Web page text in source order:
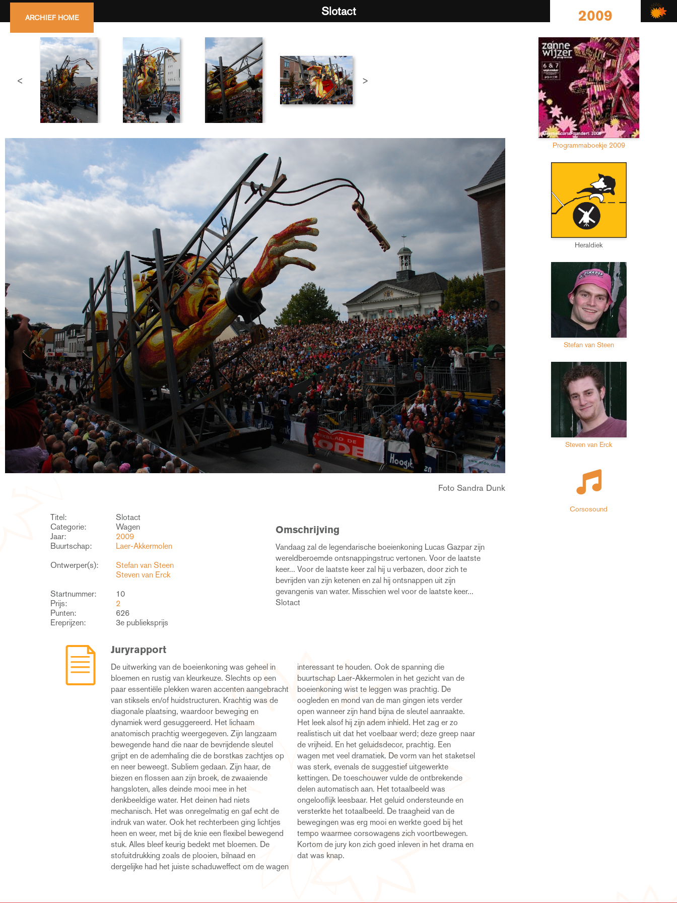
ARCHIEF HOME Slotact 2009
< >
Foto Sandra Dunk
Titel:
Slotact
Categorie:
Wagen
Jaar:
2009
Buurtschap:
Laer-Akkermolen
Ontwerper(s):
Stefan van Steen
Steven van Erck
Startnummer:
10
Prijs:
2
Punten:
626
Ereprijzen:
3e publieksprijs
Omschrijving
Vandaag zal de legendarische boeienkoning Lucas Gazpar zijn
wereldberoemde ontsnappingstruc vertonen. Voor de laatste
keer... Voor de laatste keer zal hij u verbazen, door zich te
bevrijden van zijn ketenen en zal hij ontsnappen uit zijn
gevangenis van water. Misschien wel voor de laatste keer...
Slotact
Juryrapport
De uitwerking van de boeienkoning was geheel in
bloemen en rustig van kleurkeuze. Slechts op een
paar essentiële plekken waren accenten aangebracht
van stiksels en/of huidstructuren. Krachtig was de
diagonale plaatsing, waardoor beweging en
dynamiek werd gesuggereerd. Het lichaam
anatomisch prachtig weergegeven. Zijn langzaam
bewegende hand die naar de bevrijdende sleutel
grijpt en de ademhaling die de borstkas zachtjes op
en neer beweegt. Subliem gedaan. Zijn haar, de
biezen en flossen aan zijn broek, de zwaaiende
hangsloten, alles deinde mooi mee in het
denkbeeldige water. Het deinen had niets
mechanisch. Het was onregelmatig en gaf echt de
indruk van water. Ook het rechterbeen ging lichtjes
heen en weer, met bij de knie een flexibel bewegend
stuk. Alles bleef keurig bedekt met bloemen. De
stofuitdrukking zoals de plooien, bilnaad en
dergelijke had het juiste schaduweffect om de wagen
interessant te houden. Ook de spanning die
buurtschap Laer-Akkermolen in het gezicht van de
boeienkoning wist te leggen was prachtig. De
oogleden en mond van de man gingen iets verder
open wanneer zijn hand bijna de sleutel aanraakte.
Het leek alsof hij zijn adem inhield. Het zag er zo
realistisch uit dat het voelbaar werd; deze greep naar
de vrijheid. En het geluidsdecor, prachtig. Een
wagen met veel dramatiek. De vorm van het staketsel
was sterk, evenals de suggestief uitgewerkte
kettingen. De toeschouwer vulde de ontbrekende
delen automatisch aan. Het totaalbeeld was
ongelooflijk leesbaar. Het geluid ondersteunde en
versterkte het totaalbeeld. De traagheid van de
bewegingen was erg mooi en werkte goed bij het
tempo waarmee corsowagens zich voortbewegen.
Kortom de jury kon zich goed inleven in het drama en
dat was knap.
Programmaboekje 2009
Heraldiek
Stefan van Steen
Steven van Erck
Corsosound